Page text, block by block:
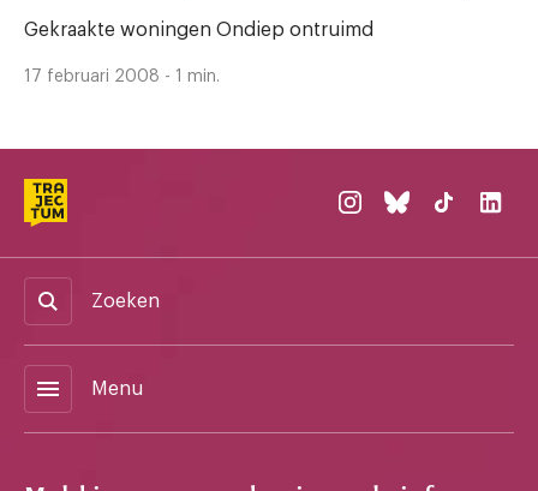
Gekraakte woningen Ondiep ontruimd
17 februari 2008 - 1 min.
Zoeken
menu Menu